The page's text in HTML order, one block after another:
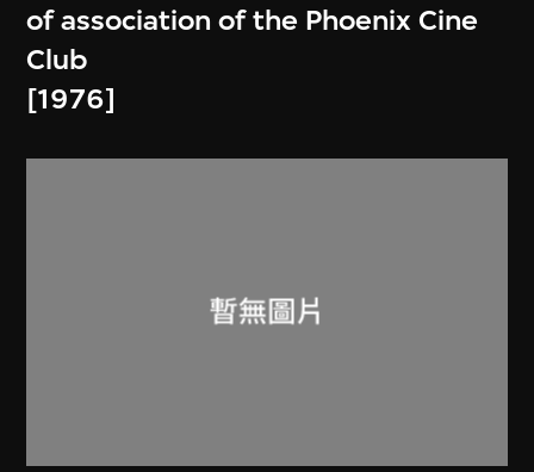
of association of the Phoenix Cine
Club
[1976]